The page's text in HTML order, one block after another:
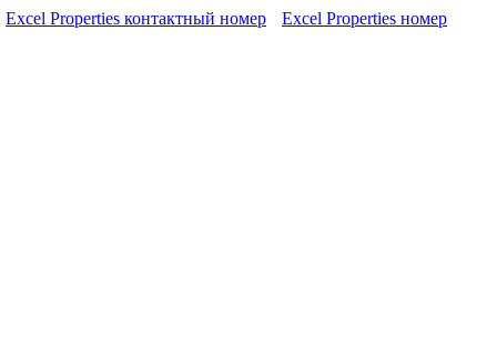
Excel Properties контактный номер Excel Properties номер